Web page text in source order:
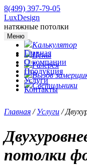
8(499) 397-79-05
LuxDesign
натяжные потолки
Меню
Главная
О компании
Продукция
Услуги
Контакты
Калькулятор
Цены
Галерея
Вызов
Светильники
Главная /Услуги /
потолки